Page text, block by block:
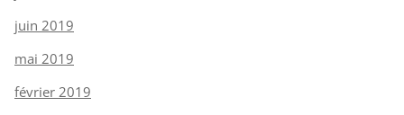
juin 2019
mai 2019
février 2019